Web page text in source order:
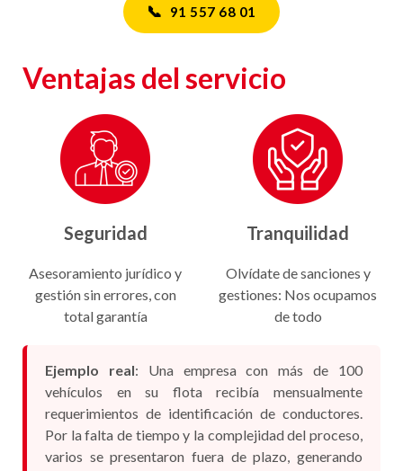
📞 91 557 68 01
Ventajas del servicio
Seguridad
Asesoramiento jurídico y
gestión sin errores, con
total garantía
Tranquilidad
Olvídate de sanciones y
gestiones: Nos ocupamos
de todo
Ejemplo real: Una empresa con más de 100
vehículos en su flota recibía mensualmente
requerimientos de identificación de conductores.
Por la falta de tiempo y la complejidad del proceso,
varios se presentaron fuera de plazo, generando